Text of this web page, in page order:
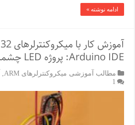
ادامه نوشته »
Arduino IDE: پروژه LED چشمک زن
مطالب آموزشی میکروکنترلرهای ARM
1